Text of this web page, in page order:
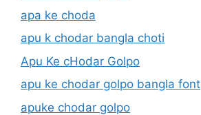
apa ke choda
apu k chodar bangla choti
Apu Ke cHodar Golpo
apu ke chodar golpo bangla font
apuke chodar golpo